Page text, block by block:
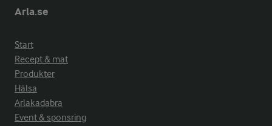
Arla.se
Start
Recept & mat
Produkter
Hälsa
Arlakadabra
Event & sponsring